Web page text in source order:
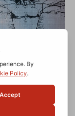
TORNA
MEDICINE